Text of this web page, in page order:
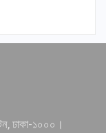
ঢাকা-১০০০।